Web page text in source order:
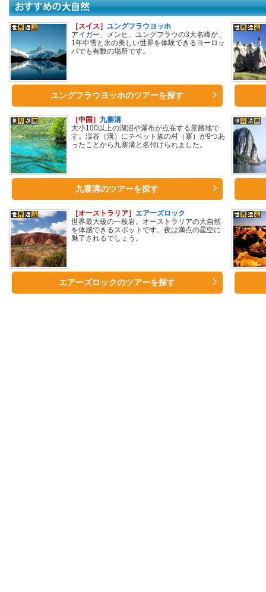
［スイス］ ユングフラウヨッホ
アイガー、メンヒ、ユングフラウの3大名峰が、
1年中雪と氷の美しい世界を体験できるヨーロッ
パでも有数の場所です。
ユングフラウヨッホのツアーを探す
［中国］ 九寨溝
大小100以上の湖沼や瀑布が点在する景勝地で
す。渓谷（溝）にチベット族の村（寨）が9つあ
ったことから九寨溝と名付けられました。
九寨溝のツアーを探す
［オーストラリア］ エアーズロック
世界最大級の一枚岩。オーストラリアの大自然
を体感できるスポットです。夜は満点の星空に
魅了されるでしょう。
エアーズロックのツアーを探す